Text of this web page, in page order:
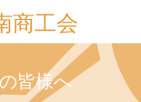
商工会
皆様へ